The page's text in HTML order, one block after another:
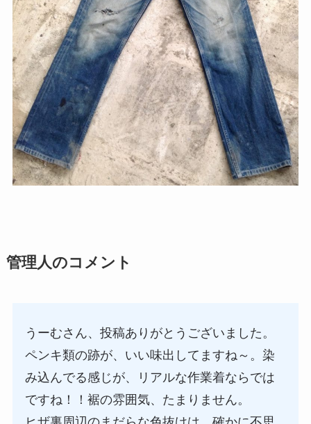
管理人のコメント
うーむさん、投稿ありがとうございました。
ペンキ類の跡が、いい味出してますね～。染
み込んでる感じが、リアルな作業着ならでは
ですね！！裾の雰囲気、たまりません。